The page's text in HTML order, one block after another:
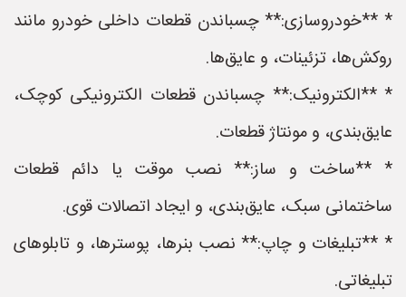
* **خودروسازی:** چسباندن قطعات داخلی خودرو مانند
روکش‌ها، تزئینات، و عایق‌ها.
* **الکترونیک:** چسباندن قطعات الکترونیکی کوچک،
عایق‌بندی، و مونتاژ قطعات.
* **ساخت و ساز:** نصب موقت یا دائم قطعات
ساختمانی سبک، عایق‌بندی، و ایجاد اتصالات قوی.
* **تبلیغات و چاپ:** نصب بنرها، پوسترها، و تابلوهای
تبلیغاتی.